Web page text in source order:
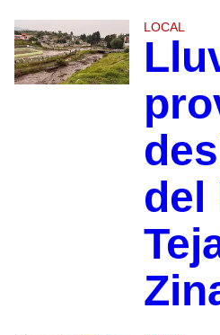
LOCAL
del